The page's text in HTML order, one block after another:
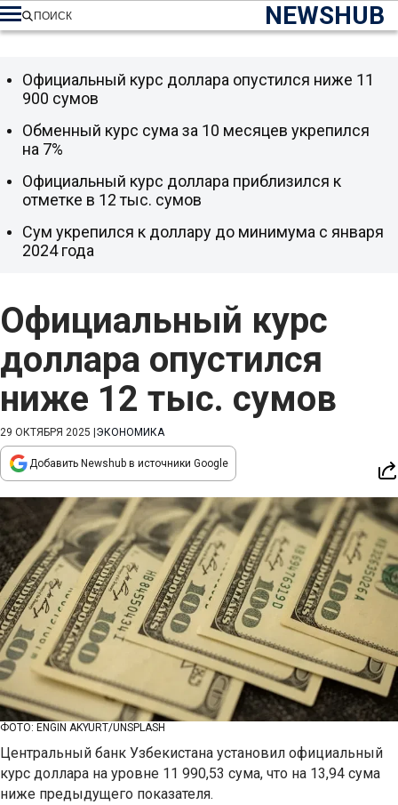
NEWSHUB
ПОИСК
Официальный курс
доллара опустился
ниже 12 тыс. сумов
29 ОКТЯБРЯ 2025 ЭКОНОМИКА
Добавить Newshub в источники Google
ФОТО: ENGIN AKYURT/UNSPLASH
Центральный банк Узбекистана установил официальный
курс доллара на уровне 11 990,53 сума, что на 13,94 сума
ниже предыдущего показателя.
Официальный курс доллара опустился ниже 11
900 сумов
Обменный курс сума за 10 месяцев укрепился
на 7%
Официальный курс доллара приблизился к
отметке в 12 тыс. сумов
Сум укрепился к доллару до минимума с января
2024 года